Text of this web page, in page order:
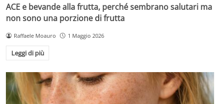
ACE e bevande alla frutta, perché sembrano salutari ma
non sono una porzione di frutta
Raffaele Moauro 1 Maggio 2026
Leggi di più